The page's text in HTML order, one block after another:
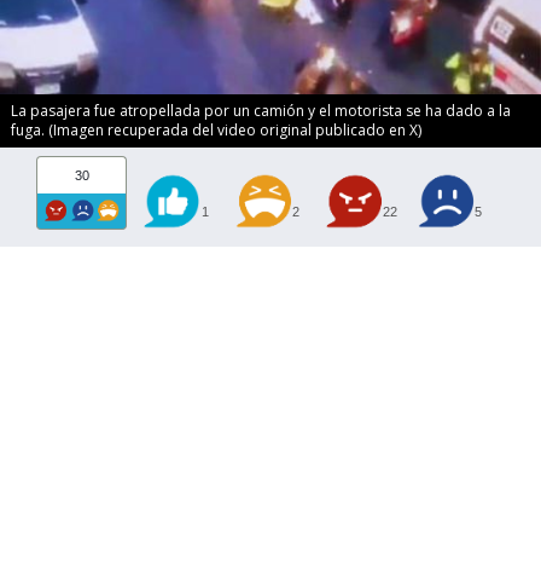
La pasajera fue atropellada por un camión y el motorista se ha dado a la
fuga. (Imagen recuperada del video original publicado en X)
30
1 2 22 5